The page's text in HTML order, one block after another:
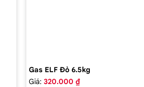
Gas ELF Đỏ 6.5kg
Giá: 320.000 ₫